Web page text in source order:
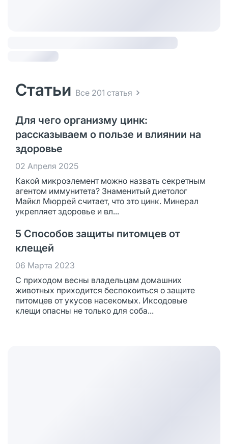
Статьи Все 201 статья
Для чего организму цинк:
рассказываем о пользе и влиянии на
здоровье
02 Апреля 2025
Какой микроэлемент можно назвать секретным
агентом иммунитета? Знаменитый диетолог
Майкл Мюррей считает, что это цинк. Минерал
укрепляет здоровье и вл...
5 Способов защиты питомцев от
клещей
06 Марта 2023
С приходом весны владельцам домашних
животных приходится беспокоиться о защите
питомцев от укусов насекомых. Иксодовые
клещи опасны не только для соба...